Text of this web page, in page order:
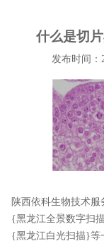
什么是切
发布时间：
陕西依科生物技术
{黑龙江全景数字扫
{黑龙江白光扫描}等